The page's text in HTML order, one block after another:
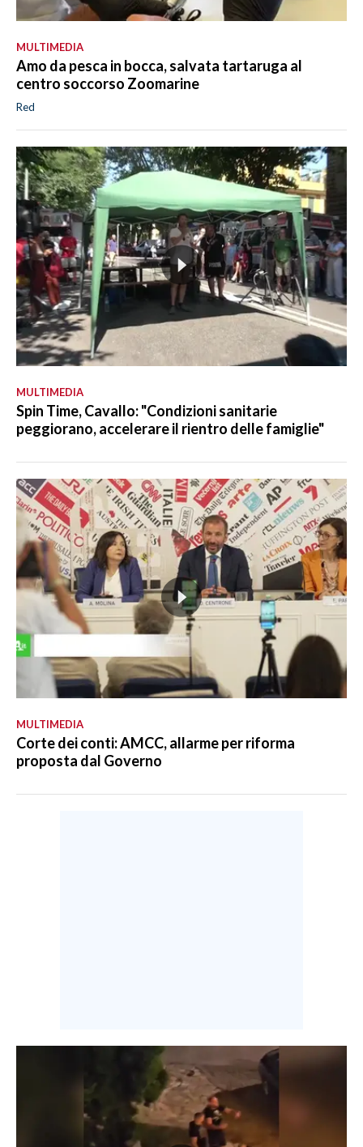
MULTIMEDIA
Amo da pesca in bocca, salvata tartaruga al
centro soccorso Zoomarine
Red
MULTIMEDIA
Spin Time, Cavallo: "Condizioni sanitarie
peggiorano, accelerare il rientro delle famiglie"
MULTIMEDIA
Corte dei conti: AMCC, allarme per riforma
proposta dal Governo